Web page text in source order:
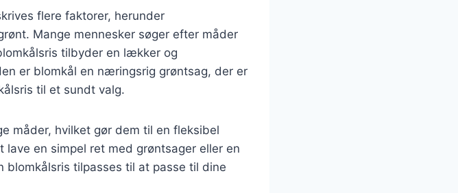
flere faktorer, herunder
Mange mennesker søger efter måder
tilbyder en lækker og
er blomkål en næringsrig grøntsag, der er
til et sundt valg.
måder, hvilket gør dem til en fleksibel
en simpel ret med grøntsager eller en
blomkålsris tilpasses til at passe til dine